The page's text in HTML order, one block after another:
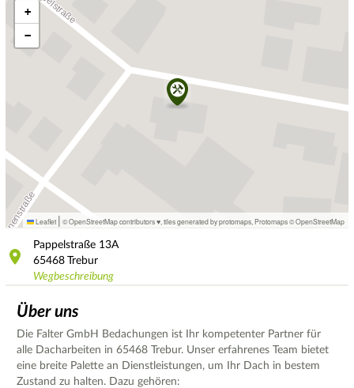
+
−
Leaflet | © OpenStreetMap contributors ♥, tiles generated by protomaps Protomaps©OpenStreetMap
Pappelstraße 13A
65468 Trebur
Wegbeschreibung
Über uns
Die Falter GmbH Bedachungen ist Ihr kompetenter Partner für
alle Dacharbeiten in 65468 Trebur. Unser erfahrenes Team bietet
eine breite Palette an Dienstleistungen, um Ihr Dach in bestem
Zustand zu halten. Dazu gehören: